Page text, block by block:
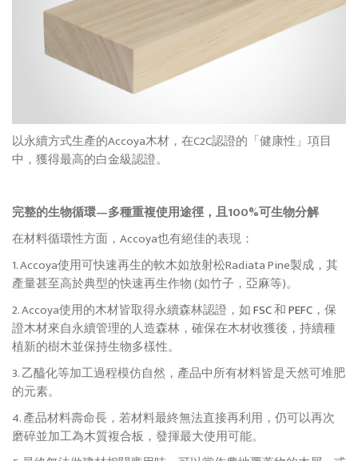
以永續方式生產的Accoya木材，在C2C認證的「健康性」項目
中，獲得最高的白金級認證。
完整的生物循環—多種重複使用途徑，且100%可生物分解
在材料循環性方面，Accoya也有絕佳的表現：
1. Accoya使用可快速再生的軟木如放射松Radiata Pine製成，其
產量甚至高於典型的快速再生作物 (如竹子，亞麻等)。
2. Accoya使用的木材皆取得永續森林認證，如FSC和PEFC ，保
證木材來自永續管理的人造森林，確保在木材收獲後，持續種
植新的樹木並保持生物多樣性。
3. 乙醯化等加工過程模仿自然，產品中所有材料皆是天然可堆肥
的元素。
4. 產品材料壽命長，若材料最終無法直接再利用，仍可以再次
磨碎並加工為木質複合板，發揮最大使用可能。